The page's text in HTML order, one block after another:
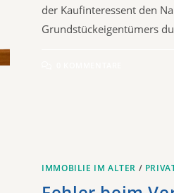
der Kaufinteressent den
Grundstückeigentümers
IMMOBILIE IM ALTER /